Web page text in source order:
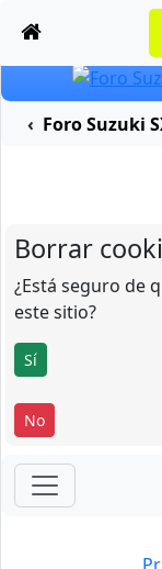
Foro Suzuki
Borrar
¿Está seguro de
este sitio?